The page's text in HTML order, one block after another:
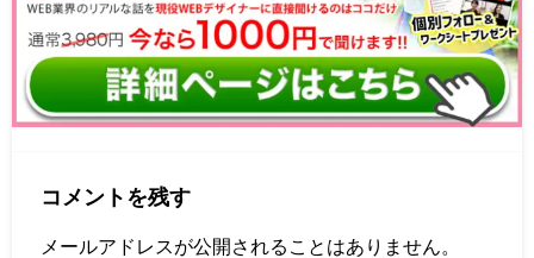
コメントを残す
メールアドレスが公開されることはありません。